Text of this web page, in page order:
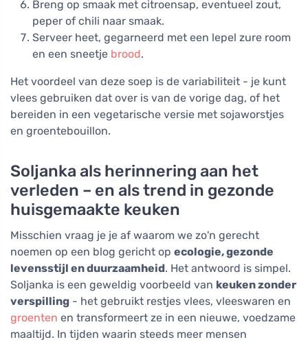
Breng op smaak met citroensap, eventueel zout,
peper of chili naar smaak.
Serveer heet, gegarneerd met een lepel zure room
en een sneetje brood.
Het voordeel van deze soep is de variabiliteit - je kunt
vlees gebruiken dat over is van de vorige dag, of het
bereiden in een vegetarische versie met sojaworstjes
en groentebouillon.
Soljanka als herinnering aan het
verleden – en als trend in gezonde
huisgemaakte keuken
Misschien vraag je je af waarom we zo'n gerecht
noemen op een blog gericht op ecologie, gezonde
levensstijl en duurzaamheid. Het antwoord is simpel.
Soljanka is een geweldig voorbeeld van keuken zonder
verspilling - het gebruikt restjes vlees, vleeswaren en
groenten en transformeert ze in een nieuwe, voedzame
maaltijd. In tijden waarin steeds meer mensen